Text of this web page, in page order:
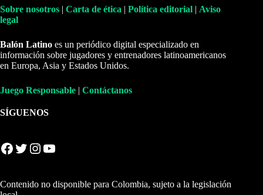
Sobre nosotros | Carta de ética | Política editorial | Aviso
legal
Balón Latino es un periódico digital especializado en
información sobre jugadores y entrenadores latinoamericanos
en Europa, Asia y Estados Unidos.
Juego Responsable | Contáctanos
SÍGUENOS
Facebook Twitter Instagram YouTube
Contenido no disponible para Colombia, sujeto a la legislación